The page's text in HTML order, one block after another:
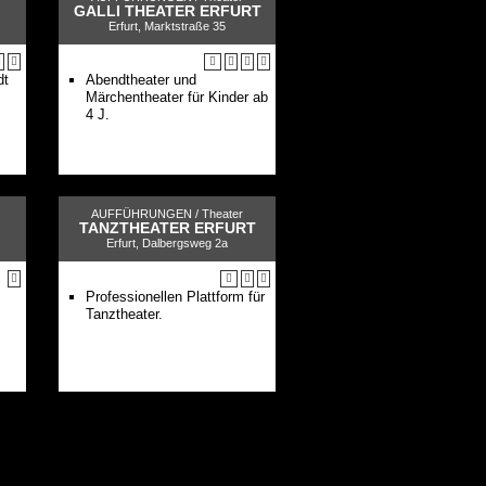
GALLI THEATER ERFURT
Erfurt, Marktstraße 35
Abendtheater und
Märchentheater für Kinder ab
4 J.
AUFFÜHRUNGEN / Theater
TANZTHEATER ERFURT
Erfurt, Dalbergsweg 2a
Professionellen Plattform für
Tanztheater.